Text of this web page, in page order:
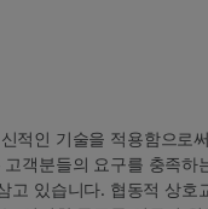
적인 기술을 적용함으로
객분들의 요구를 충족하
있습니다. 협동적 상호